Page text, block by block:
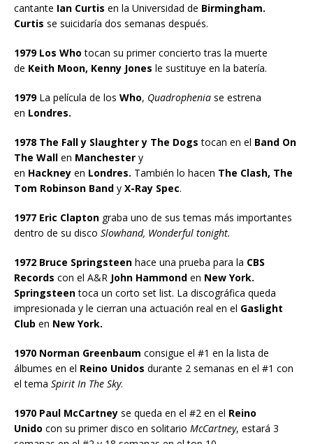
cantante Ian Curtis en la Universidad de Birmingham.
Curtis se suicidaría dos semanas después.
1979 Los Who tocan su primer concierto tras la muerte
de Keith Moon, Kenny Jones le sustituye en la batería.
1979La película de los Who, Quadrophenia se estrena
en Londres.
1978 The Fall y Slaughter y The Dogs tocan en el Band On
The Wall en Manchester y
en Hackney en Londres. También lo hacen The Clash, The
Tom Robinson Band y X-Ray Spec.
1977 Eric Clapton graba uno de sus temas más importantes
dentro de su disco Slowhand, Wonderful tonight.
1972 Bruce Springsteen hace una prueba para la CBS
Records con el A&R John Hammond en New York.
Springsteentoca un corto set list. La discográfica queda
impresionada y le cierran una actuación real en el Gaslight
Club en New York.
1970 Norman Greenbaum consigue el #1 en la lista de
álbumes en el Reino Unidos durante 2 semanas en el #1 con
el tema Spirit In The Sky.
1970 Paul McCartney se queda en el #2 en el Reino
Unido con su primer disco en solitario McCartney, estará 3